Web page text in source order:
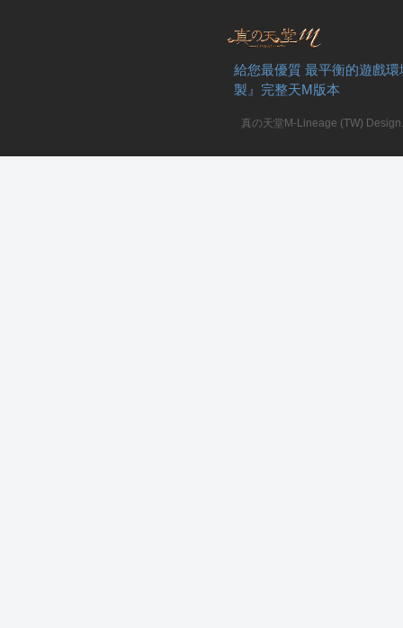
給您最優質 最平衡的遊戲
製』完整天M版本
真の天堂M-Lineage (TW)